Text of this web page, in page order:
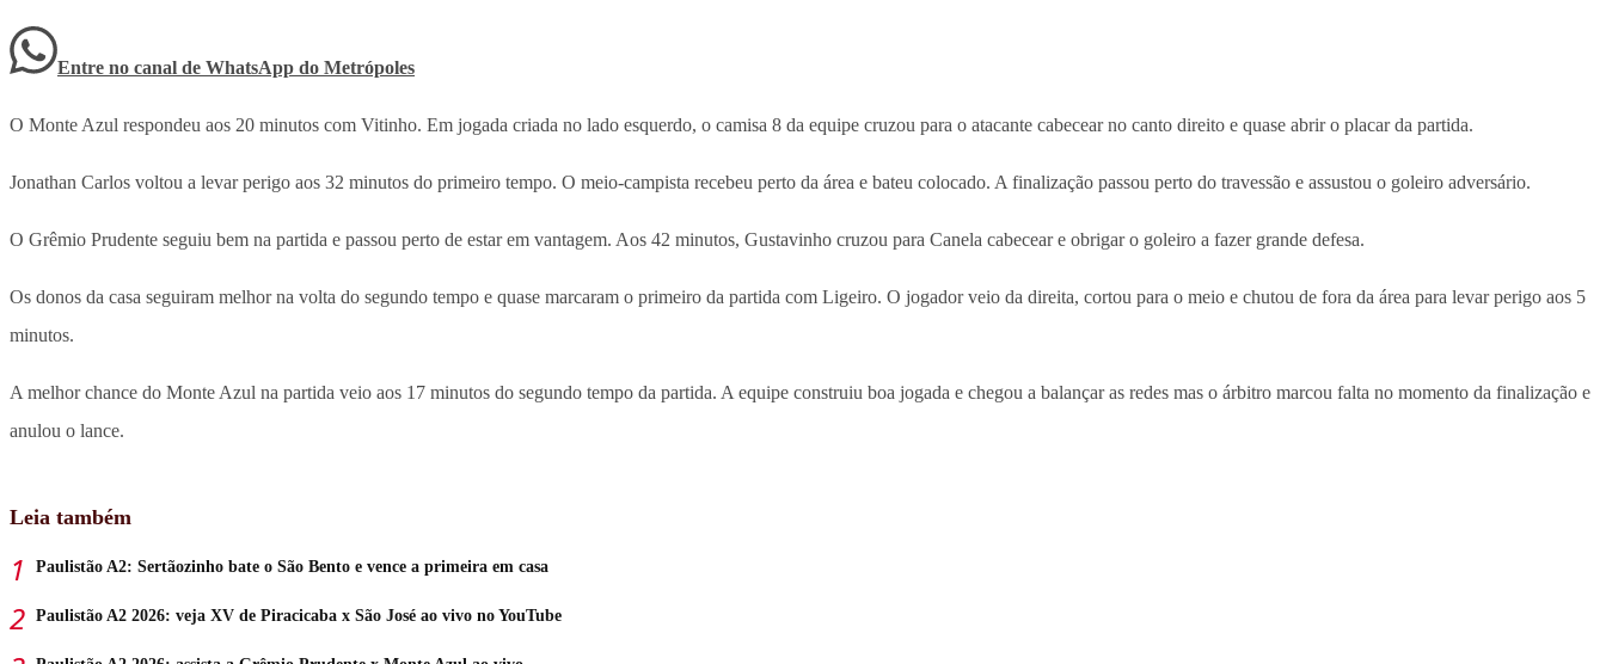
Entre no canal de WhatsApp do Metrópoles
O Monte Azul respondeu aos 20 minutos com Vitinho. Em jogada criada no lado esquerdo, o camisa 8 da equipe cruzou para o atacante cabecear no canto direito e quase abrir o placar da partida.
Jonathan Carlos voltou a levar perigo aos 32 minutos do primeiro tempo. O meio-campista recebeu perto da área e bateu colocado. A finalização passou perto do travessão e assustou o goleiro adversário.
O Grêmio Prudente seguiu bem na partida e passou perto de estar em vantagem. Aos 42 minutos, Gustavinho cruzou para Canela cabecear e obrigar o goleiro a fazer grande defesa.
Os donos da casa seguiram melhor na volta do segundo tempo e quase marcaram o primeiro da partida com Ligeiro. O jogador veio da direita, cortou para o meio e chutou de fora da área para levar perigo aos 5
minutos.
A melhor chance do Monte Azul na partida veio aos 17 minutos do segundo tempo da partida. A equipe construiu boa jogada e chegou a balançar as redes mas o árbitro marcou falta no momento da finalização e
anulou o lance.
Leia também
Paulistão A2: Sertãozinho bate o São Bento e vence a primeira em casa
Paulistão A2 2026: veja XV de Piracicaba x São José ao vivo no YouTube